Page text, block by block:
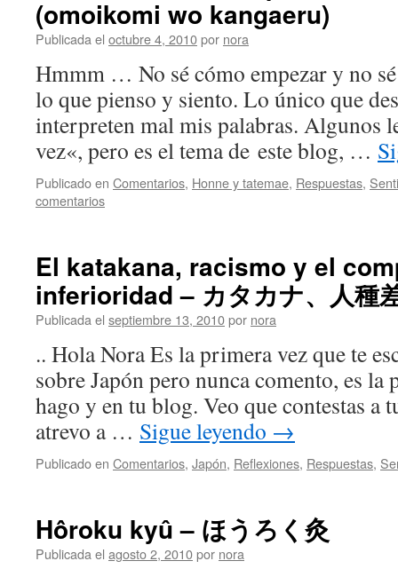
(omoikomi wo kangaeru)
Publicada el octubre 4, 2010por nora
Hmmm … No sé cómo empezar y no
lo que pienso y siento. Lo único que
interpreten mal mis palabras. Algunos
vez«, pero es el tema de este blog, …
Publicado en Comentarios, Honne y tatemae, Respuestas,
comentarios
El katakana, racismo y el
inferioridad – カタカナ、人種
Publicada el septiembre 13, 2010por nora
.. Hola Nora Es la primera vez que te
sobre Japón pero nunca comento, es la
hago y en tu blog. Veo que contestas a
atrevo a … Sigue leyendo →
Publicado en Comentarios, Japón, Reflexiones, Respuestas,
Hôroku kyû – ほうろく灸
Publicada el agosto 2, 2010por nora